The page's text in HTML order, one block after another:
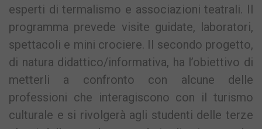
esperti di termalismo e associazioni teatrali. Il
programma prevede visite guidate, laboratori,
spettacoli e mini crociere. Il secondo progetto,
di natura didattico/informativa, ha l’obiettivo di
metterli a confronto con alcune delle
professioni che interagiscono con il turismo
culturale e si rivolgerà agli studenti delle terze